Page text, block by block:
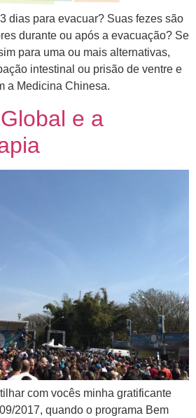
dias para evacuar? Suas fezes são
durante ou após a evacuação? Se
para uma ou mais alternativas,
intestinal ou prisão de ventre e
a Medicina Chinesa.
e a
com vocês minha gratificante
2017, quando o programa Bem